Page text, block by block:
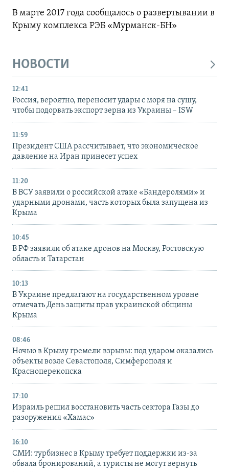
В марте 2017 года сообщалось о развертывании в
Крыму комплекса РЭБ «Мурманск-БН»
НОВОСТИ
12:41
Россия, вероятно, переносит удары с моря на сушу,
чтобы подорвать экспорт зерна из Украины – ISW
11:59
Президент США рассчитывает, что экономическое
давление на Иран принесет успех
11:20
В ВСУ заявили о российской атаке «Бандеролями» и
ударными дронами, часть которых была запущена из
Крыма
10:45
В РФ заявили об атаке дронов на Москву, Ростовскую
область и Татарстан
10:13
В Украине предлагают на государственном уровне
отмечать День защиты прав украинской общины
Крыма
08:46
Ночью в Крыму гремели взрывы: под ударом оказались
объекты возле Севастополя, Симферополя и
Красноперекопска
17:10
Израиль решил восстановить часть сектора Газы до
разоружения «Хамас»
16:10
СМИ: турбизнес в Крыму требует поддержки из-за
обвала бронирований, а туристы не могут вернуть